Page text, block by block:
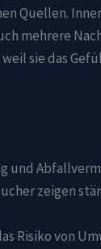
Quellen.
mehrere
sie das
und
zeigen
Risiko von